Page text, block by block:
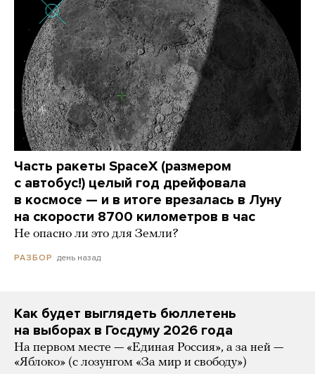
Часть ракеты SpaceX (размером
с автобус!) целый год дрейфовала
в космосе — и в итоге врезалась в Луну
на скорости 8700 километров в час
Не опасно ли это для Земли?
РАЗБОР день назад
Как будет выглядеть бюллетень
на выборах в Госдуму 2026 года
На первом месте — «Единая Россия», а за ней —
«Яблоко» (с лозунгом «За мир и свободу»)